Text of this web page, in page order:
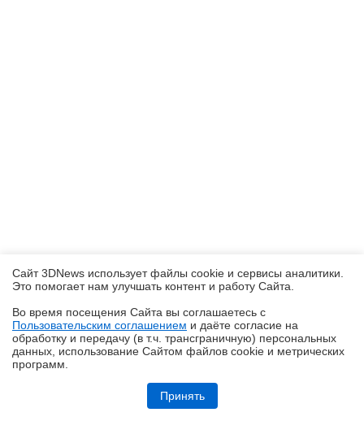
Обзор смартфона HUAWEI Pura 90s Pro: компактный флагман по
Сайт 3DNews использует файлы cookie и сервисы аналитики.
Это помогает нам улучшать контент и работу Cайта.
Во время посещения Cайта вы соглашаетесь с
Пользовательским соглашением и даёте согласие на
обработку и передачу (в т.ч. трансграничную) персональных
данных, использование Cайтом файлов cookie и метрических
программ.
Принять